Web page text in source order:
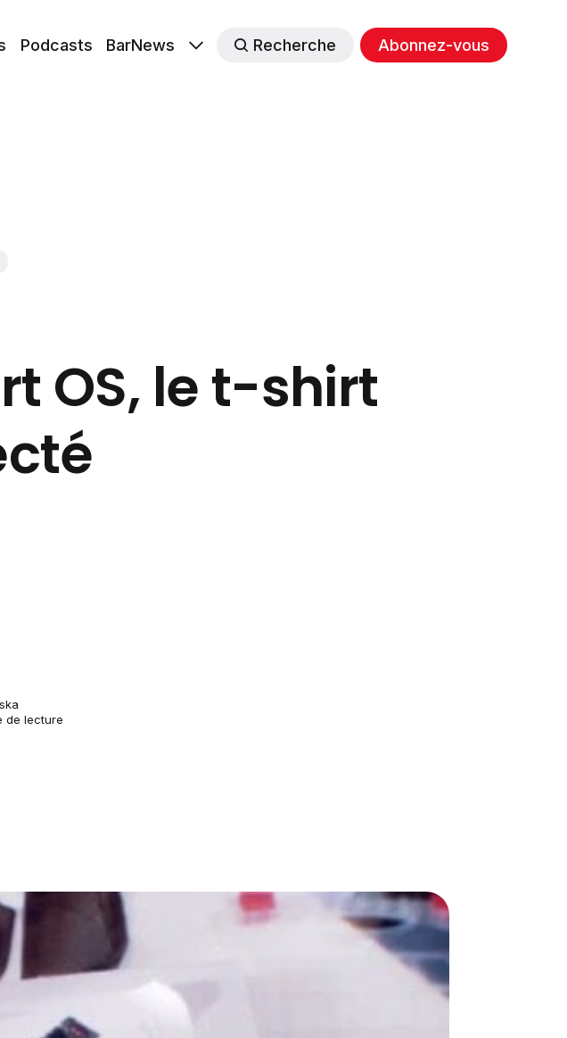
Podcasts BarNews Recherche Abonnez-vous
OS, le t-shirt
de lecture